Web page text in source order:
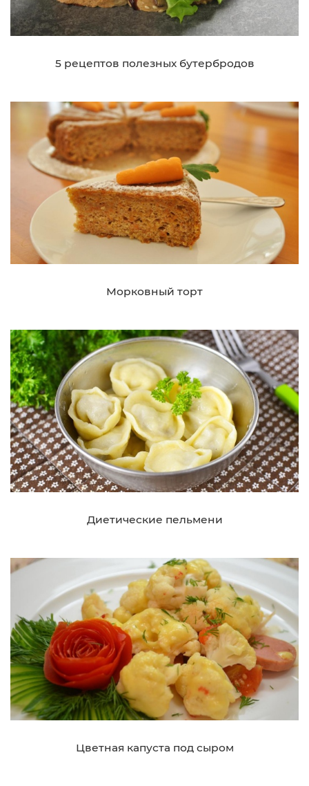
5 рецептов полезных бутербродов
Морковный торт
Диетические пельмени
Цветная капуста под сыром